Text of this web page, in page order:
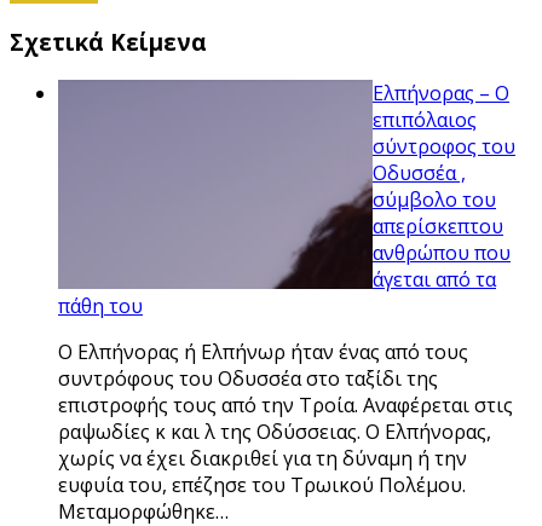
Σχετικά Κείμενα
Ελπήνορας – Ο
επιπόλαιος
σύντροφος του
Οδυσσέα ,
σύμβολο του
απερίσκεπτου
ανθρώπου που
άγεται από τα
πάθη του
Ο Ελπήνορας ή Ελπήνωρ ήταν ένας από τους
συντρόφους του Οδυσσέα στο ταξίδι της
επιστροφής τους από την Τροία. Αναφέρεται στις
ραψωδίες κ και λ της Οδύσσειας. Ο Ελπήνορας,
χωρίς να έχει διακριθεί για τη δύναμη ή την
ευφυία του, επέζησε του Τρωικού Πολέμου.
Μεταμορφώθηκε…